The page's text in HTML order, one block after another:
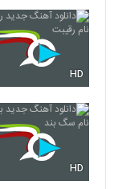
5368
5369
HD
HD